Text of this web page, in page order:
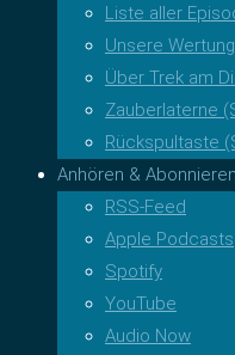
Liste aller
Unsere
Über Trek am
Zauberlaterne
Rückspultaste
Anhören & Abonnieren
RSS-Feed
Apple Podcasts
Spotify
YouTube
Audio Now